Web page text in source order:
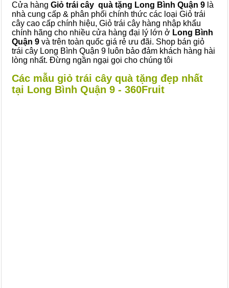
Cửa hàng Giỏ trái cây quà tặng Long Bình Quận 9 là
nhà cung cấp & phân phối chính thức các loại Giỏ trái
cây cao cấp chính hiệu, Giỏ trái cây hàng nhập khẩu
chính hãng cho nhiều cửa hàng đại lý lớn ở Long Bình
Quận 9 và trên toàn quốc giá rẻ ưu đãi. Shop bán giỏ
trái cây Long Bình Quận 9 luôn bảo đảm khách hàng hài
lòng nhất. Đừng ngần ngại gọi cho chúng tôi
Các mẫu giỏ trái cây quà tặng đẹp nhất
tại Long Bình Quận 9 - 360Fruit